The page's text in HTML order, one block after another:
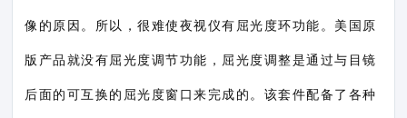
像的原因。所以，很难使夜视仪有屈光度环功能。美国原
版产品就没有屈光度调节功能，屈光度调整是通过与目镜
后面的可互换的屈光度窗口来完成的。该套件配备了各种